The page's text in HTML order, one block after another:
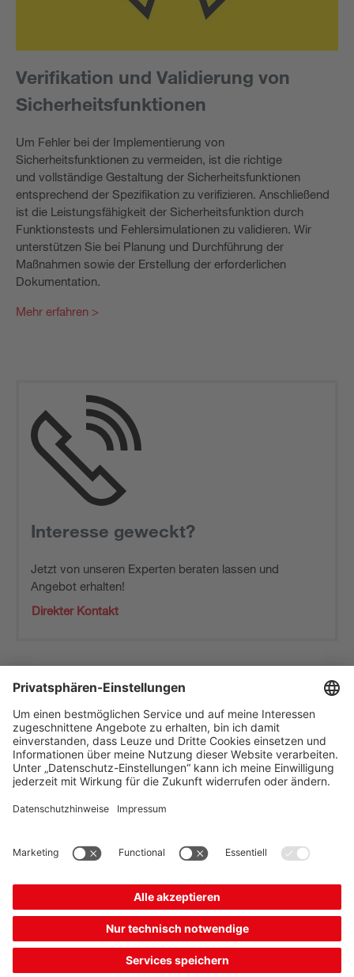
Verifikation und Validierung von
Sicherheitsfunktionen
Um Fehler bei der Implementierung von
Sicherheitsfunktionen zu vermeiden, ist die richtige
und vollständige Gestaltung der Sicherheitsfunktionen
entsprechend der Spezifikation zu verifizieren. Anschließend
ist die Leistungsfähigkeit der Sicherheitsfunktion durch
Funktionstests und Fehlersimulationen zu validieren. Wir
unterstützen Sie bei Planung und Durchführung der
Maßnahmen sowie der Erstellung der erforderlichen
Dokumentation.
Mehr erfahren >
Interesse geweckt?
Jetzt von unseren Experten beraten lassen und
Angebot erhalten!
Direkter Kontakt
The Sensor People
Quick Links
Folgen Sie uns
* Alle Preise exkl. gesetzl.
Mehrwertsteuer zzgl.
Versandkosten, wenn nicht
Datenschutz
Cookie Einstellungen
Impressum